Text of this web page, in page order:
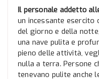
Il personale addetto
un incessante esercito
del giorno e della
una nave pulita e
pieno delle attività,
nulla a terra. Persone
tenevano pulite anche